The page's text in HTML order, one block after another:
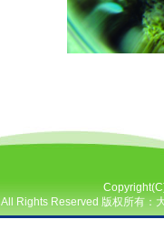
All Rights Reserved 版权所有：